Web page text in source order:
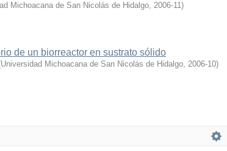
Michoacana de San Nicolás de Hidalgo, 2006-11)
de un biorreactor en sustrato sólido
Universidad Michoacana de San Nicolás de Hidalgo, 2006-10)